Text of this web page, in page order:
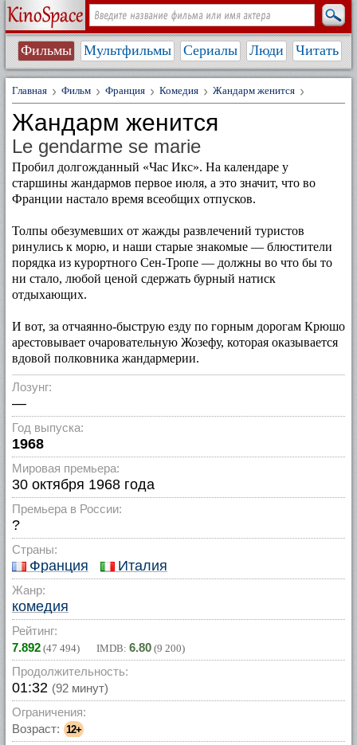
Фильмы Мультфильмы Сериалы Люди Читать
Главная Фильм Франция Комедия Жандарм женится
Жандарм женится
Le gendarme se marie
Пробил долгожданный «Час Икс». На календаре у
старшины жандармов первое июля, а это значит, что во
Франции настало время всеобщих отпусков.
Толпы обезумевших от жажды развлечений туристов
ринулись к морю, и наши старые знакомые — блюстители
порядка из курортного Сен-Тропе — должны во что бы то
ни стало, любой ценой сдержать бурный натиск
отдыхающих.
И вот, за отчаянно-быструю езду по горным дорогам Крюшо
арестовывает очаровательную Жозефу, которая оказывается
вдовой полковника жандармерии.
Лозунг:
—
Год выпуска:
1968
Мировая премьера:
30 октября 1968 года
Премьера в России:
?
Страны:
Франция Италия
Жанр:
комедия
Рейтинг:
7.892 (47 494) IMDB: 6.80 (9 200)
Продолжительность:
01:32 (92 минут)
Ограничения:
Возраст: 12+